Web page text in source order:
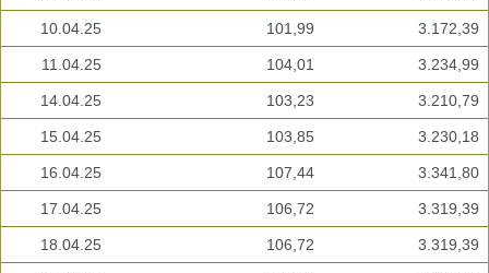
10.04.25 101,99 3.172,39
11.04.25 104,01 3.234,99
14.04.25 103,23 3.210,79
15.04.25 103,85 3.230,18
16.04.25 107,44 3.341,80
17.04.25 106,72 3.319,39
18.04.25 106,72 3.319,39